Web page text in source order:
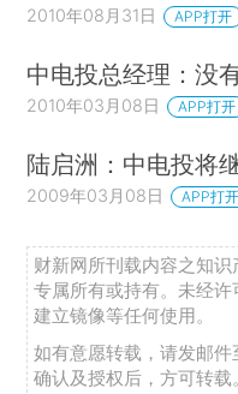
2010年08月31日 APP打开
中电投总经理：没
2010年03月08日 APP打开
陆启洲：中电投将
2009年03月08日 APP打开
财新网所刊载内容之知
专属所有或持有。未经
建立镜像等任何使用。
如有意愿转载，请发邮件
确认及授权后，方可转载。